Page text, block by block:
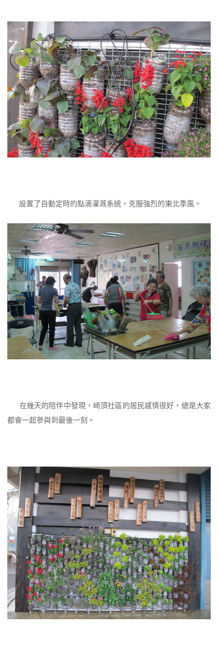
設置了自動定時的點滴灌溉系統，克服強烈的東北季風。
在幾天的陪伴中發現，崎頂社區的居民感情很好，總是大家
都會一起參與到最後一刻。